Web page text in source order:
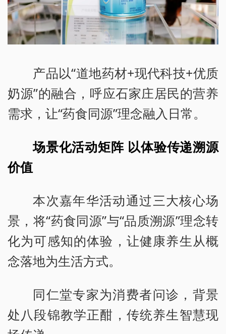
产品以“道地药材+现代科技+优质
奶源”的融合，呼应石家庄居民的营养
需求，让“药食同源”理念融入日常。
场景化活动矩阵 以体验传递溯源
价值
本次嘉年华活动通过三大核心场
景，将“药食同源”与“品质溯源”理念转
化为可感知的体验，让健康养生从概
念落地为生活方式。
同仁堂专家为消费者问诊，背景
处八段锦教学正酣，传统养生智慧现